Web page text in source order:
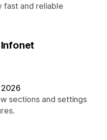
fast and reliable
Infonet
sections and settings